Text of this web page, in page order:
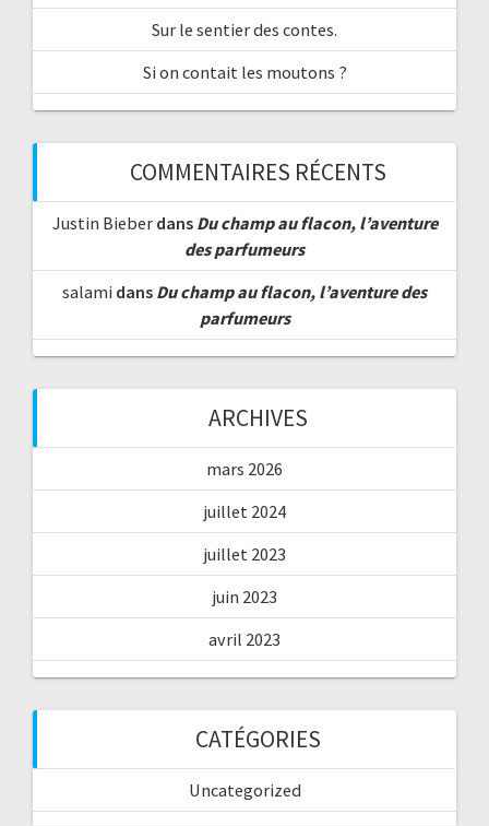
Sur le sentier des contes.
Si on contait les moutons ?
COMMENTAIRES RÉCENTS
Justin Bieberdans Du champ au flacon, l’aventure
des parfumeurs
salami dans Du champ au flacon, l’aventure des
parfumeurs
ARCHIVES
mars 2026
juillet 2024
juillet 2023
juin 2023
avril 2023
CATÉGORIES
Uncategorized